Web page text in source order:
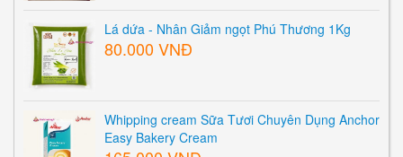
Lá dứa - Nhân Giảm ngọt Phú Thương 1Kg
80.000 VNĐ
Whipping cream Sữa Tươi Chuyên Dụng Anchor
Easy Bakery Cream